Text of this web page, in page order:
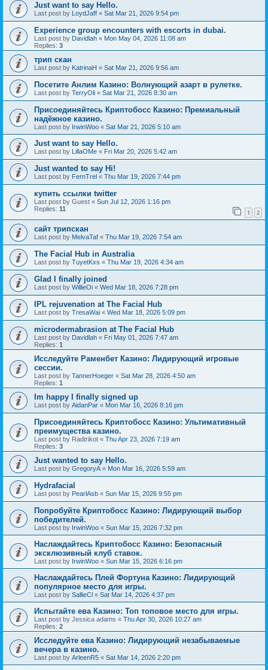
Just want to say Hello.
Last post by LoydJaff « Sat Mar 21, 2026 9:54 pm
Experience group encounters with escorts in dubai.
Last post by Davidlah « Mon May 04, 2026 11:08 am
Replies: 3
трип скан
Last post by KatrinaH « Sat Mar 21, 2026 9:56 am
Посетите Анлим Казино: Волнующий азарт в рулетке.
Last post by TerryOli « Sat Mar 21, 2026 8:30 am
Присоединяйтесь Криптобосс Казино: Премиальный
надёжное казино.
Last post by IrwinWoo « Sat Mar 21, 2026 5:10 am
Just want to say Hello.
Last post by LillaOMe « Fri Mar 20, 2026 5:42 am
Just wanted to say Hi!
Last post by FernTrel « Thu Mar 19, 2026 7:44 pm
купить ссылки twitter
Last post by Guest « Sun Jul 12, 2026 1:16 pm
Replies: 11 1 2
сайт трипскан
Last post by MelvaTaf « Thu Mar 19, 2026 7:54 am
The Facial Hub in Australia
Last post by TuyetKxs « Thu Mar 19, 2026 4:34 am
Glad I finally joined
Last post by WillieOi « Wed Mar 18, 2026 7:28 pm
IPL rejuvenation at The Facial Hub
Last post by TresaWai « Wed Mar 18, 2026 5:09 pm
microdermabrasion at The Facial Hub
Last post by Davidlah « Fri May 01, 2026 7:47 am
Replies: 1
Исследуйте Раменбет Казино: Лидирующий игровые
сессии.
Last post by TannerHoeger « Sat Mar 28, 2026 4:50 am
Replies: 1
Im happy I finally signed up
Last post by AidanPar « Mon Mar 16, 2026 8:16 pm
Присоединяйтесь Криптобосс Казино: Ультимативный
преимущества казино.
Last post by Radtrikot « Thu Apr 23, 2026 7:19 am
Replies: 3
Just wanted to say Hello.
Last post by GregoryA « Mon Mar 16, 2026 5:59 am
Hydrafacial
Last post by PearlAsb « Sun Mar 15, 2026 9:55 pm
Попробуйте Криптобосс Казино: Лидирующий выбор
победителей.
Last post by IrwinWoo « Sun Mar 15, 2026 7:32 pm
Наслаждайтесь Криптобосс Казино: Безопасный
эксклюзивный клуб ставок.
Last post by IrwinWoo « Sun Mar 15, 2026 6:16 pm
Наслаждайтесь Плей Фортуна Казино: Лидирующий
популярное место для игры.
Last post by SallieCl « Sat Mar 14, 2026 4:37 pm
Испытайте ева Казино: Топ топовое место для игры.
Last post by Jessica adams « Thu Apr 30, 2026 10:27 am
Replies: 2
Исследуйте ева Казино: Лидирующий незабываемые
вечера в казино.
Last post by ArleenR5 « Sat Mar 14, 2026 2:20 pm